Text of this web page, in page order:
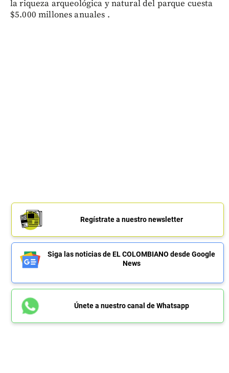
la riqueza arqueológica y natural del parque cuesta
$5.000 millones anuales .
Regístrate a nuestro newsletter
Siga las noticias de EL COLOMBIANO desde Google
News
Únete a nuestro canal de Whatsapp